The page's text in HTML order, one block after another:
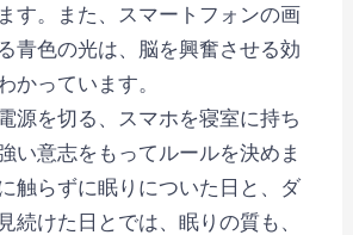
す。また、スマートフォンの画
青色の光は、脳を興奮させる効
かっています。
源を切る、スマホを寝室に持ち
い意志をもってルールを決めま
触らずに眠りについた日と、ダ
続けた日とでは、眠りの質も、